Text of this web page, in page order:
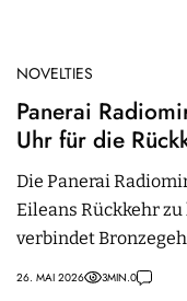
NOVELTIES
Panerai
Uhr für die
Die Panerai
Eileans Rückkehr
verbindet
Kaliber P.3000.
26. MAI 2026 3MIN.0